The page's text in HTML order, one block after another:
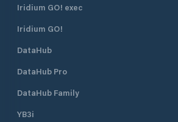
Iridium GO! exec
Iridium GO!
DataHub
DataHub Pro
DataHub Family
YB3i